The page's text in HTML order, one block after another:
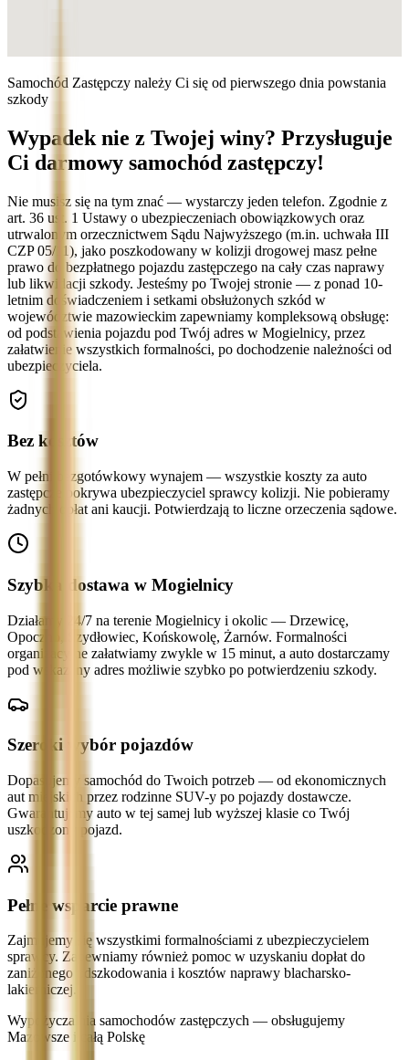
Samochód Zastępczy należy Ci się od pierwszego dnia powstania
szkody
Wypadek nie z Twojej winy? Przysługuje
Ci darmowy samochód zastępczy!
Nie musisz się na tym znać — wystarczy jeden telefon. Zgodnie z
art. 36 ust. 1 Ustawy o ubezpieczeniach obowiązkowych oraz
utrwalonym orzecznictwem Sądu Najwyższego (m.in. uchwała III
CZP 05/11), jako poszkodowany w kolizji drogowej masz pełne
prawo do bezpłatnego pojazdu zastępczego na cały czas naprawy
lub likwidacji szkody. Jesteśmy po Twojej stronie — z ponad 10-
letnim doświadczeniem i setkami obsłużonych szkód w
województwie mazowieckim zapewniamy kompleksową obsługę:
od podstawienia pojazdu pod Twój adres w Mogielnicy, przez
załatwienie wszystkich formalności, po dochodzenie należności od
ubezpieczyciela.
Bez kosztów
W pełni bezgotówkowy wynajem — wszystkie koszty za auto
zastępcze pokrywa ubezpieczyciel sprawcy kolizji. Nie pobieramy
żadnych opłat ani kaucji. Potwierdzają to liczne orzeczenia sądowe.
Szybka dostawa w Mogielnicy
Działamy 24/7 na terenie Mogielnicy i okolic — Drzewicę,
Opoczno, Szydłowiec, Końskowolę, Żarnów. Formalności
organizacyjne załatwiamy zwykle w 15 minut, a auto dostarczamy
pod wskazany adres możliwie szybko po potwierdzeniu szkody.
Szeroki wybór pojazdów
Dopasujemy samochód do Twoich potrzeb — od ekonomicznych
aut miejskich przez rodzinne SUV-y po pojazdy dostawcze.
Gwarantujemy auto w tej samej lub wyższej klasie co Twój
uszkodzony pojazd.
Pełne wsparcie prawne
Zajmujemy się wszystkimi formalnościami z ubezpieczycielem
sprawcy. Zapewniamy również pomoc w uzyskaniu dopłat do
zaniżonego odszkodowania i kosztów naprawy blacharsko-
lakierniczej.
Wypożyczalnia samochodów zastępczych — obsługujemy
Mazowsze i całą Polskę